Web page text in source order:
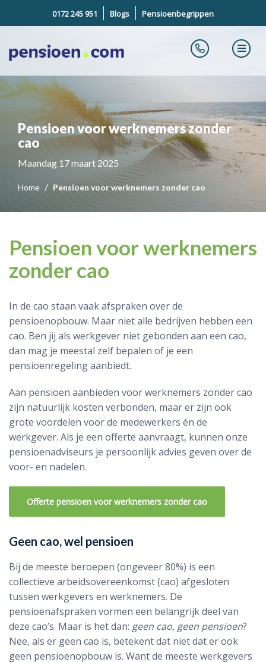
0172 245 951 Blogs Pensioenbegrippen
Pensioen voor werknemers zonder
cao
Maandag 17 maart 2025
Home Pensioen voor werknemers zonder cao
Pensioen voor werknemers
zonder cao
In de cao staan vaak afspraken over de
pensioenopbouw. Maar niet alle bedrijven hebben een
cao. Ben jij als werkgever niet gebonden aan een cao,
dan mag je meestal zelf bepalen of je een
pensioenregeling aanbiedt.
Aan pensioen aanbieden voor werknemers zonder cao
zijn natuurlijk kosten verbonden, maar er zijn ook
grote voordelen voor de medewerkers én de
werkgever. Als je een offerte aanvraagt, kunnen onze
pensioenadviseurs je persoonlijk advies geven over de
voor- en nadelen.
Offerte pensioen voor werknemers zonder cao
Geen cao, wel pensioen
Bij de meeste beroepen (ongeveer 80%) is een
collectieve arbeidsovereenkomst (cao) afgesloten
tussen werkgevers en werknemers. De
pensioenafspraken vormen een belangrijk deel van
deze cao’s. Maar is het dan: geen cao, geen pensioen?
Nee, als er geen cao is, betekent dat niet dat er ook
geen pensioenopbouw is. Want de meeste werkgevers